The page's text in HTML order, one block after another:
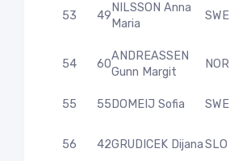
53 49
NILSSON Anna
Maria
SWE
54 60
ANDREASSEN
Gunn Margit
NOR
55 55 DOMEIJ Sofia SWE
56 42GRUDICEK DijanaSLO